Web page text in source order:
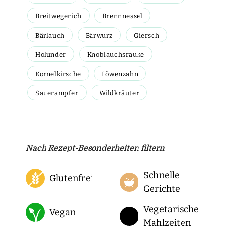
Breitwegerich Brennnessel
Bärlauch Bärwurz Giersch
Holunder Knoblauchsrauke
Kornelkirsche Löwenzahn
Sauerampfer Wildkräuter
Nach Rezept-Besonderheiten filtern
Glutenfrei
Schnelle
Gerichte
Vegan
Vegetarische
Mahlzeiten